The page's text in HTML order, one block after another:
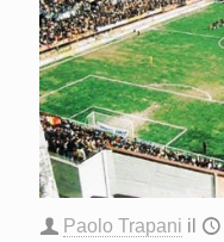
Paolo Trapani il